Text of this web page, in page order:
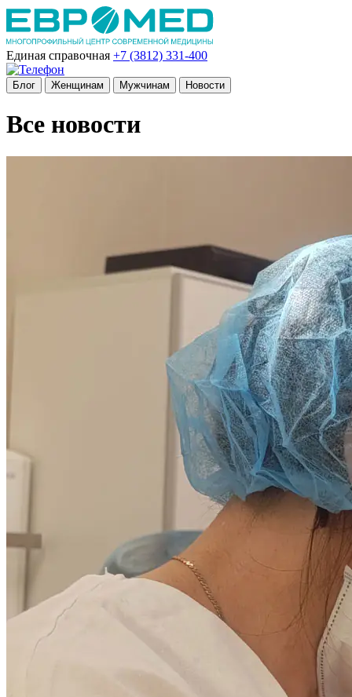
Единая справочная +7 (3812) 331-400
Блог Женщинам Мужчинам Новости
Все новости